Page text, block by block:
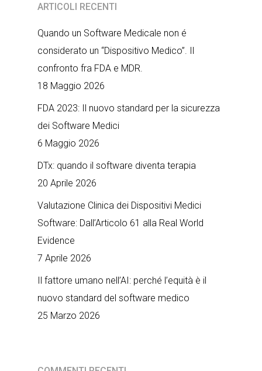
ARTICOLI RECENTI
Quando un Software Medicale non é
considerato un “Dispositivo Medico”. Il
confronto fra FDA e MDR.
18 Maggio 2026
FDA 2023: Il nuovo standard per la sicurezza
dei Software Medici
6 Maggio 2026
DTx: quando il software diventa terapia
20 Aprile 2026
Valutazione Clinica dei Dispositivi Medici
Software: Dall’Articolo 61 alla Real World
Evidence
7 Aprile 2026
Il fattore umano nell’AI: perché l’equità è il
nuovo standard del software medico
25 Marzo 2026